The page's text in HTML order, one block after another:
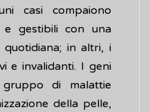
casi compaiono
e gestibili con una
in altri, i
e invalidanti. I geni
di malattie
della pelle,